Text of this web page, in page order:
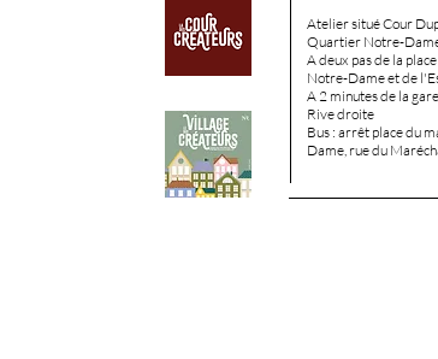
Atelier situé Cour
Quartier Notre-
A deux pas de la
Notre-Dame et de
A 2 minutes de la
Rive droite
Bus : arrêt place du
Dame, rue du